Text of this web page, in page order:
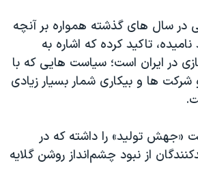
آمریکا «سی‌پک»
چین
در سال های گذشته همواره بر آنچه
تاکید کرده که اشاره به
ایران است؛ سیاست هایی که با
شرکت ها و بیکاری شمار بسیار زیادی
«جهش تولید» را داشته که در
از نبود چشم‌انداز روشن گلایه